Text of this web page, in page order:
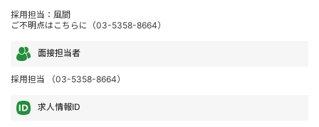
採用担当：風間
ご不明点はこちらに（03-5358-8664）
面接担当者
採用担当 （03-5358-8664）
求人情報ID